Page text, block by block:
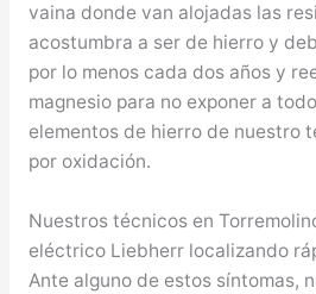
vaina donde van alojadas las
acostumbra a ser de hierro y
por lo menos cada dos años y
magnesio para no exponer a
elementos de hierro de nuestro
por oxidación.
Nuestros técnicos en
eléctrico Liebherr localizando
Ante alguno de estos síntomas,